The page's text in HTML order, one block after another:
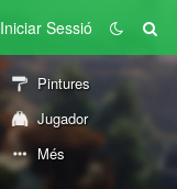
Iniciar Sessió
Pintures
Jugador
Més